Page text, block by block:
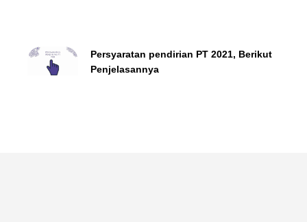
Persyaratan pendirian PT 2021, Berikut
Penjelasannya